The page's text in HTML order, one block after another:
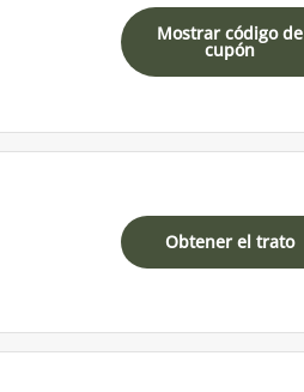
Mostrar código de
cupón
Obtener el trato